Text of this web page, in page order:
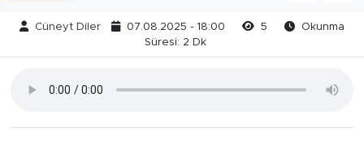
Cüneyt Diler 07.08.2025 - 18:00 5
Okunma
Süresi: 2 Dk